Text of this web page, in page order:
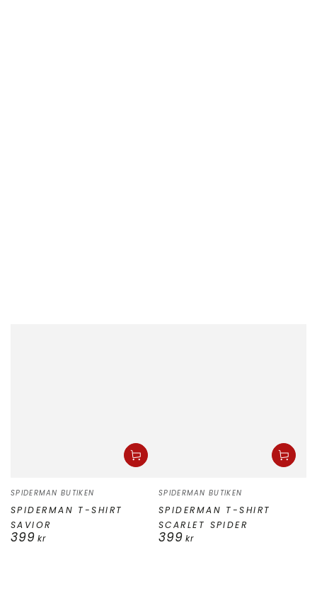
Säljare:
SPIDERMAN BUTIKEN
SPIDERMAN T-SHIRT
SAVIOR
Ordinarie
399 kr
Säljare:
SPIDERMAN BUTIKEN
SPIDERMAN T-SHIRT
SCARLET SPIDER
Ordinarie
399 kr